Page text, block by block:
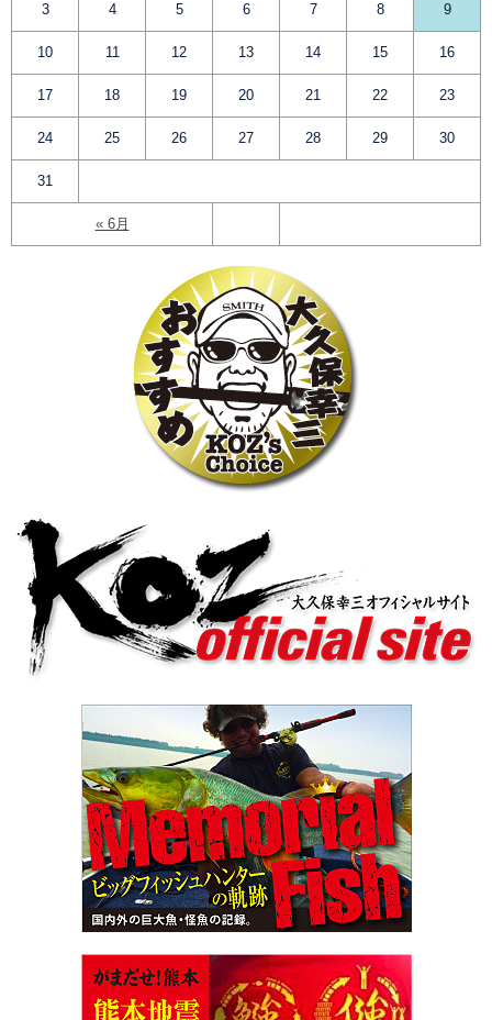
« 6月
3 4 5 6 7 8 9
10 11 12 13 14 15 16
17 18 19 20 21 22 23
24 25 26 27 28 29 30
31